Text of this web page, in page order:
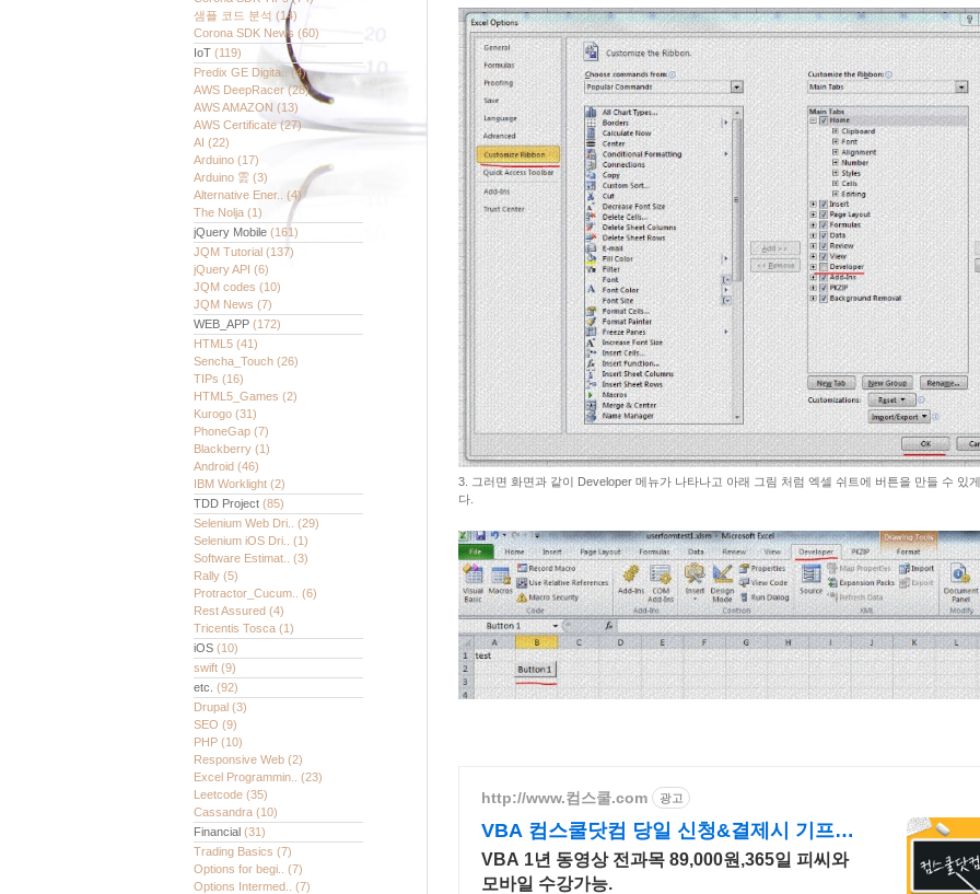
샘플 코드 분석 (14)
Corona SDK News (60)
IoT (119)
Predix GE Digita.. (4)
AWS DeepRacer(28)
AWS AMAZON (13)
AWS Certificate(27)
AI (22)
Arduino (17)
Arduino 雲 (3)
Alternative Ener.. (4)
The Nolja (1)
jQuery Mobile (161)
JQM Tutorial (137)
jQuery API (6)
JQM codes (10)
JQM News (7)
WEB_APP (172)
HTML5 (41)
Sencha_Touch (26)
TIPs (16)
HTML5_Games (2)
Kurogo (31)
PhoneGap (7)
Blackberry (1)
Android (46)
IBM Worklight (2)
TDD Project (85)
Selenium Web Dri.. (29)
Selenium iOS Dri.. (1)
Software Estimat.. (3)
Rally (5)
Protractor_Cucum.. (6)
Rest Assured (4)
Tricentis Tosca (1)
iOS (10)
swift (9)
etc. (92)
Drupal (3)
SEO (9)
PHP (10)
Responsive Web (2)
Excel Programmin.. (23)
Leetcode (35)
Cassandra (10)
Financial (31)
Trading Basics (7)
Options for begi.. (7)
Options Intermed.. (7)
3. 그러면 화면과 같이 Developer 메뉴가 나타나고 아래 그림 처럼 엑셀 쉬트에 버튼을 만들 수 있
다.
http://www.컴스쿨.com 광고
VBA 컴스쿨닷컴 당일 신청&결제시 기프티
콘!
VBA 1년 동영상 전과목 89,000원,365일 피씨와
모바일 수강가능.